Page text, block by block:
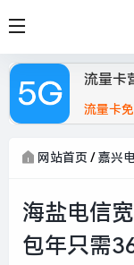
流量卡
流量卡
网站首页 /嘉兴
海盐电信
包年只需